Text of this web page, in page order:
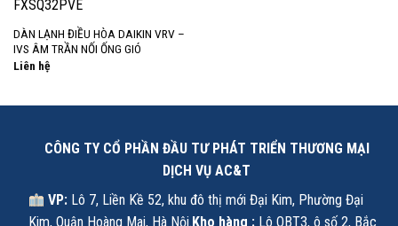
DÀN LẠNH ĐIỀU HÒA DAIKIN VRV –
IVS ÂM TRẦN NỐI ỐNG GIÓ
Liên hệ
CÔNG TY CỔ PHẦN ĐẦU TƯ PHÁT TRIỂN THƯƠNG MẠI
DỊCH VỤ AC&T
VP: Lô 7, Liền Kề 52, khu đô thị mới Đại Kim, Phường Đại
Kim, Quận Hoàng Mai, Hà Nội.Kho hàng : Lô OBT3, ô số 2, Bắc